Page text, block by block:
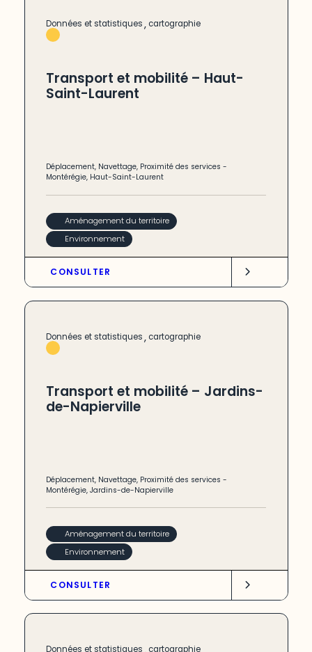
Données et statistiques, cartographie
Transport et mobilité – Haut-
Saint-Laurent
Déplacement, Navettage, Proximité des services -
Montérégie, Haut-Saint-Laurent
Aménagement du territoire
Environnement
CONSULTER
Données et statistiques, cartographie
Transport et mobilité – Jardins-
de-Napierville
Déplacement, Navettage, Proximité des services -
Montérégie,Jardins-de-Napierville
Aménagement du territoire
Environnement
CONSULTER
Données et statistiques cartographie